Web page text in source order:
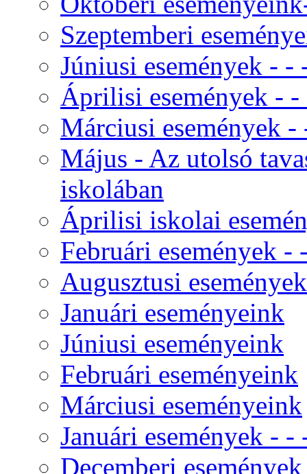
Szeptemberi
Júniusi események -
Áprilisi események -
Márciusi események
Május - Az utolsó
iskolában
Áprilisi iskolai
Februári események
Augusztusi események
Januári eseményeink
Júniusi eseményeink
Februári eseményeink
Márciusi eseményeink
Januári események -
Decemberi események